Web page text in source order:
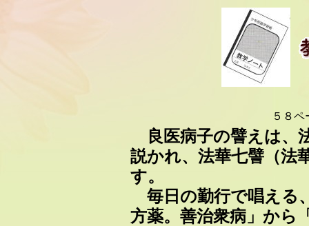
５８
良医病子の譬えは、
説かれ、法華七譬（法
す。
毎日の勤行で唱える
方薬。善治衆病」から